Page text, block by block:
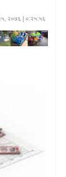
२०७६ | ०:२५:५६